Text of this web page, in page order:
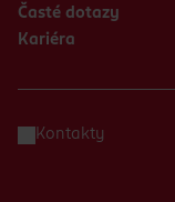
Časté dotazy
Kariéra
Kontakty